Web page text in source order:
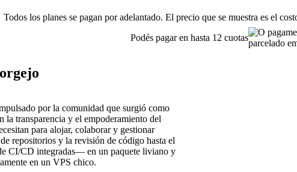
Todos los planes se pagan por adelantado. El precio que se muestra es el
Podés pagar en hasta 12 cuotas
por la comunidad que surgió como
transparencia y el empoderamiento del
para alojar, colaborar y gestionar
repositorios y la revisión de código hasta el
CI/CD integradas— en un paquete liviano y
en un VPS chico.